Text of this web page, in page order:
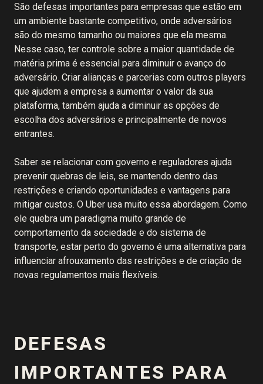
São defesas importantes para empresas que estão em
um ambiente bastante competitivo, onde adversários
são do mesmo tamanho ou maiores que ela mesma.
Nesse caso, ter controle sobre a maior quantidade de
matéria prima é essencial para diminuir o avanço do
adversário. Criar alianças e parcerias com outros players
que ajudem a empresa a aumentar o valor da sua
plataforma, também ajuda a diminuir as opções de
escolha dos adversários e principalmente de novos
entrantes.
Saber se relacionar com governo e reguladores ajuda
prevenir quebras de leis, se mantendo dentro das
restrições e criando oportunidades e vantagens para
mitigar custos. O Uber usa muito essa abordagem. Como
ele quebra um paradigma muito grande de
comportamento da sociedade e do sistema de
transporte, estar perto do governo é uma alternativa para
influenciar afrouxamento das restrições e de criação de
novas regulamentos mais flexíveis.
DEFESAS
IMPORTANTES PARA